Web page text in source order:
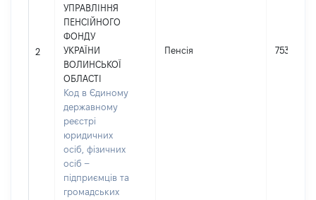
2
УПРАВЛІННЯ
ПЕНСІЙНОГО
ФОНДУ
УКРАЇНИ
ВОЛИНСЬКОЇ
ОБЛАСТІ
Код в Єдиному
державному
реєстрі
юридичних
осіб, фізичних
осіб –
підприємців та
громадських
Пенсія 75311